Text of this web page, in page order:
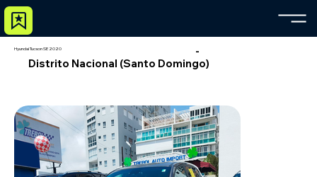
Hyundai Tucson SE 2020
Distrito Nacional (Santo Domingo)
-